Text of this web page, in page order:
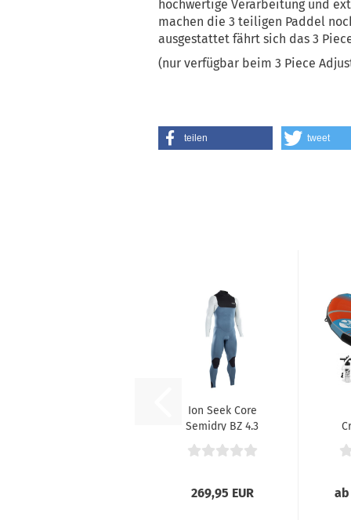
hochwertige Verarbeitung und
machen die 3 teiligen Paddel
ausgestattet fährt sich das 3
(nur verfügbar beim 3 Piece
teilen tweet
Ion Seek Core
Semidry BZ 4.3
DL SteelBlue...
269,95 EUR ab